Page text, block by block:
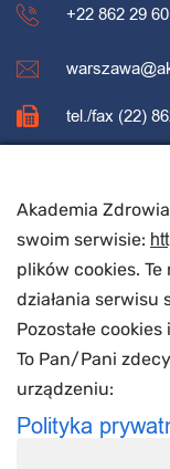
+22 862 29 60
tel./fax (22)
Rekrutacja
Dokumenty
Zapisz się na kurs
Akademia
swoim serwisie:
plików cookies.
działania serwisu
Pozostałe
To Pan/Pani
urządzeniu:
Polityka